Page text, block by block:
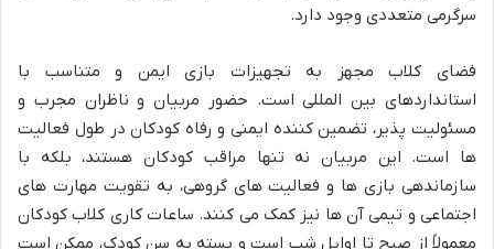
سرگرمی متعددی وجود دارد.
فضای کلاب مجهز به تجهیزات بازی ایمن و متناسب با
استانداردهای بین المللی است. حضور مربیان و ناظران مجرب و
مسئولیت پذیر، تضمین کننده ایمنی و رفاه کودکان در طول فعالیت
ها است. این مربیان نه تنها مراقب کودکان هستند، بلکه با
سازماندهی بازی ها و فعالیت های گروهی، به تقویت مهارت های
اجتماعی و تیمی آن ها نیز کمک می کنند. ساعات کاری کلاب کودکان
معمولاً از صبح تا اوایل شب است و بسته به سن کودک، ممکن است